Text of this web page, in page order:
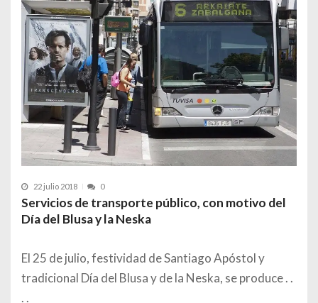
22 julio 2018 0
Servicios de transporte público, con motivo del
Día del Blusa y la Neska
El 25 de julio, festividad de Santiago Apóstol y
tradicional Día del Blusa y de la Neska, se produce